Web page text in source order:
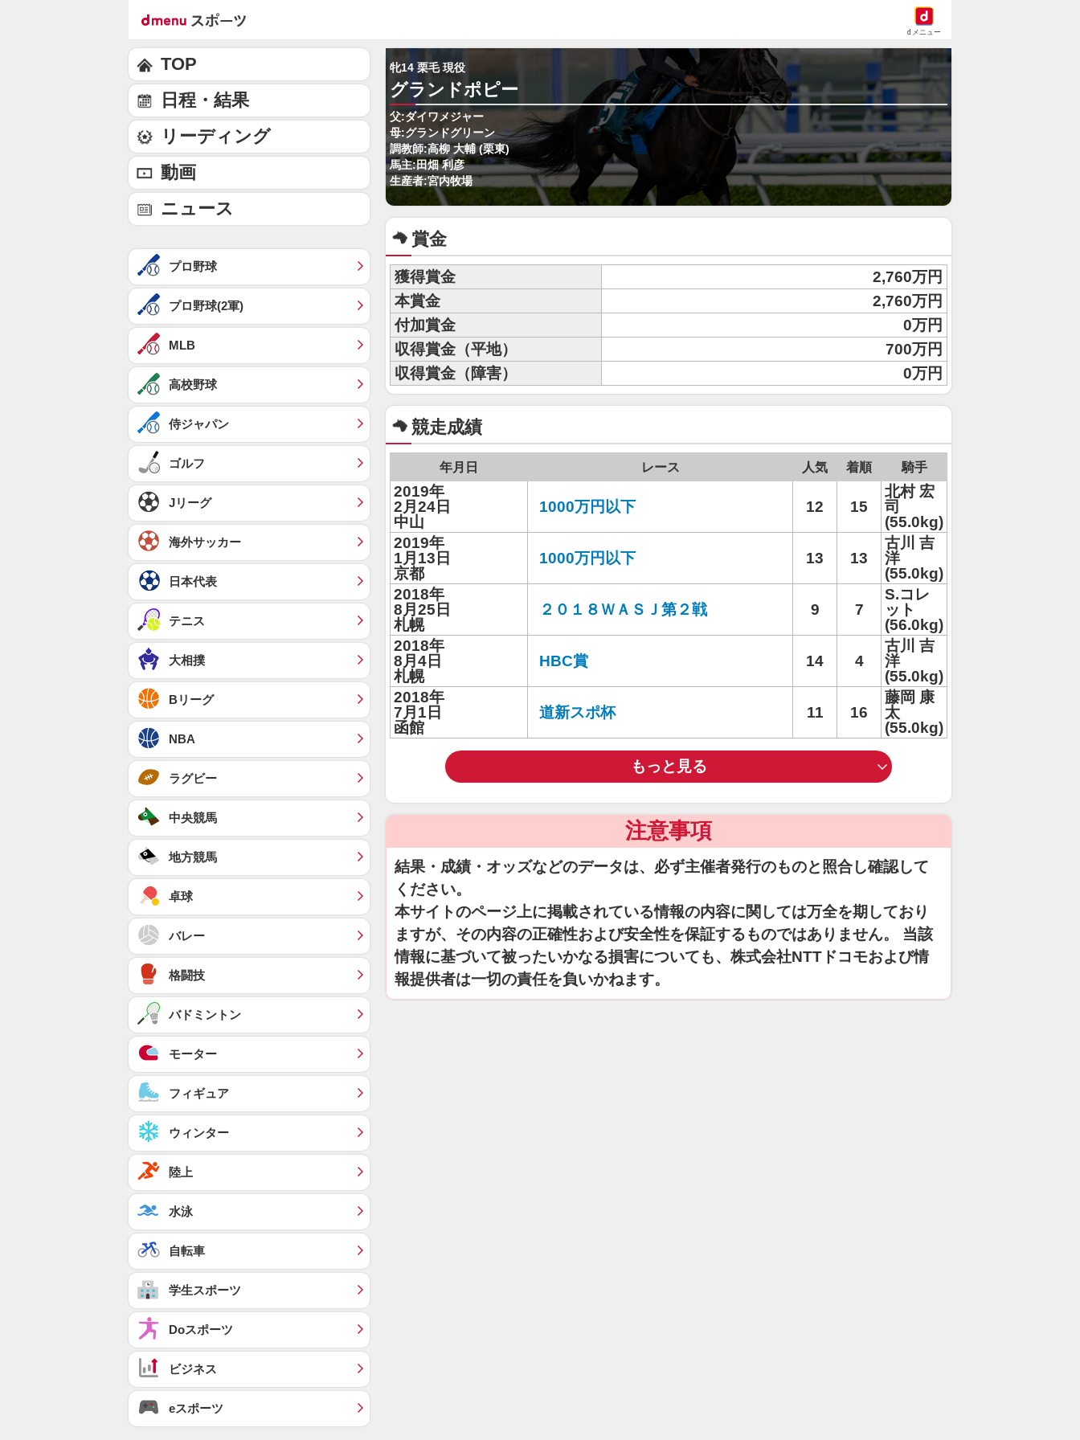
dメニュー
牝14 栗毛 現役
グランドポピー
父:ダイワメジャー
母:グランドグリーン
調教師:高柳 大輔 (栗東)
馬主:田畑 利彦
生産者:宮内牧場
賞金
獲得賞金
2,760万円
本賞金
2,760万円
付加賞金
0万円
収得賞金（平地）
700万円
収得賞金（障害）
0万円
競走成績
年月日 レース 人気 着順 騎手
2019年
2月24日
中山
1000万円以下 12 15
北村 宏
司
(55.0kg)
2019年
1月13日
京都
1000万円以下 13 13
古川 吉
洋
(55.0kg)
2018年
8月25日
札幌
２０１８ＷＡＳＪ第２戦 9 7
S.コレ
ット
(56.0kg)
2018年
8月4日
札幌
HBC賞 14 4
古川 吉
洋
(55.0kg)
2018年
7月1日
函館
道新スポ杯 11 16
藤岡 康
太
(55.0kg)
もっと見る
注意事項
結果・成績・オッズなどのデータは、必ず主催者発行のものと照合し確認して
ください。
本サイトのページ上に掲載されている情報の内容に関しては万全を期しており
ますが、その内容の正確性および安全性を保証するものではありません。 当該
情報に基づいて被ったいかなる損害についても、株式会社NTTドコモおよび情
報提供者は一切の責任を負いかねます。
TOP
日程・結果
リーディング
動画
ニュース
プロ野球
プロ野球(2軍)
MLB
高校野球
侍ジャパン
ゴルフ
Jリーグ
海外サッカー
日本代表
テニス
大相撲
Bリーグ
NBA
ラグビー
中央競馬
地方競馬
卓球
バレー
格闘技
バドミントン
モーター
フィギュア
ウィンター
陸上
水泳
自転車
学生スポーツ
Doスポーツ
ビジネス
eスポーツ